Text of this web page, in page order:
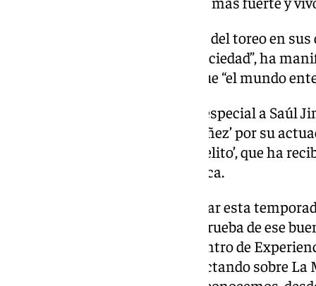
“Hoy más que nunca las figuras del toreo en
estar más en contacto con la sociedad”, ha
citando a Juncal, ha indicado que “el mundo
Salado ha hecho una mención especial a Saúl
Estoque de Plata ‘Antonio Ordóñez’ por su
La Malagueta, y al maestro ‘Joselito’, que ha
trayectoria profesional y artística.
El presidente ha querido destacar esta
los últimos tiempos, y y como prueba de ese
tauromaquia ha expuesto el Centro de
Tauromaquia que se está proyectando sobre